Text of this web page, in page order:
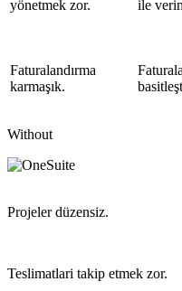
yönetmek zor.
ile
Faturalandırma
karmaşık.
Without
Projeler düzensiz.
Teslimatlari takip etmek zor.